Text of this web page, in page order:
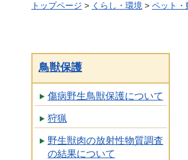
トップページ > くらし・環境 > ペット・
鳥獣保護
傷病野生鳥獣保護について
狩猟
野生獣肉の放射性物質調査
の結果について